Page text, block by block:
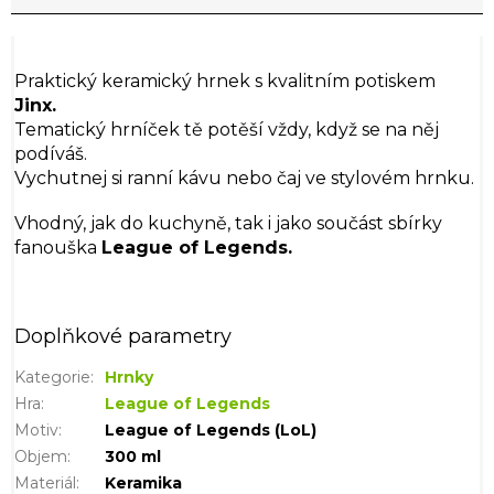
Praktický keramický hrnek s kvalitním potiskem
Jinx.
Tematický hrníček tě potěší vždy, když se na něj
podíváš.
Vychutnej si ranní kávu nebo čaj ve stylovém hrnku.
Vhodný, jak do kuchyně, tak i jako součást sbírky
fanouška League of Legends.
Doplňkové parametry
Kategorie:
Hrnky
Hra:
League of Legends
Motiv:
League of Legends (LoL)
Objem:
300 ml
Materiál : Keramika